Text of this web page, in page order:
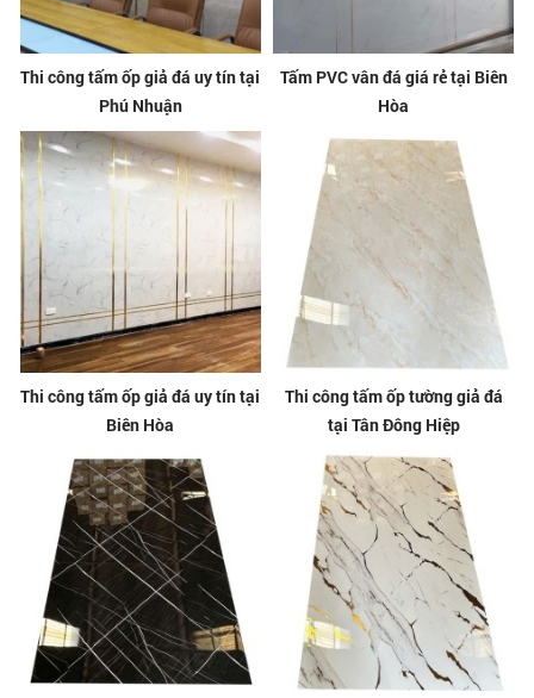
Thi công tấm ốp giả đá uy tín tại
Phú Nhuận
Tấm PVC vân đá giá rẻ tại Biên
Hòa
Thi công tấm ốp giả đá uy tín tại
Biên Hòa
Thi công tấm ốp tường giả đá
tại Tân Đông Hiệp